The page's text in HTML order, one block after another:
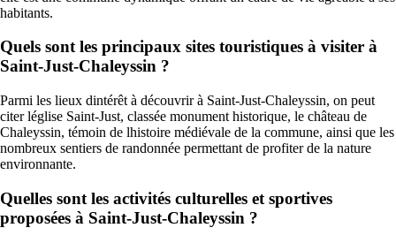
habitants.
Quels sont les principaux sites touristiques à visiter à
Saint-Just-Chaleyssin ?
Parmi les lieux dintérêt à découvrir à Saint-Just-Chaleyssin, on peut
citer léglise Saint-Just, classée monument historique, le château de
Chaleyssin, témoin de lhistoire médiévale de la commune, ainsi que les
nombreux sentiers de randonnée permettant de profiter de la nature
environnante.
Quelles sont les activités culturelles et sportives
proposées à Saint-Just-Chaleyssin ?